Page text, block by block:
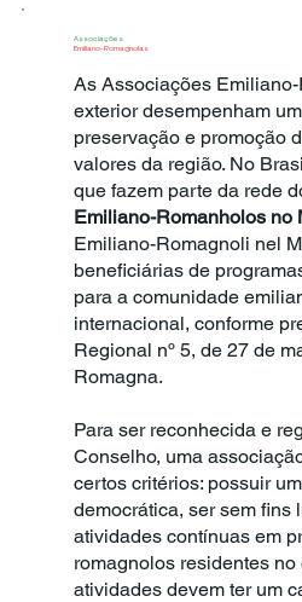
Associações
Emiliano-Romagnolas
As Associações
exterior desempenham
preservação e promoção
valores da região. No
que fazem parte da rede
Emiliano-Romanholos no
Emiliano-Romagnoli nel
beneficiárias de
para a comunidade
internacional, conforme
Regional nº 5, de 27 de
Romagna.
Para ser reconhecida e
Conselho, uma
certos critérios: possuir
democrática, ser sem fins
atividades contínuas em
romagnolos residentes no
atividades devem ter um